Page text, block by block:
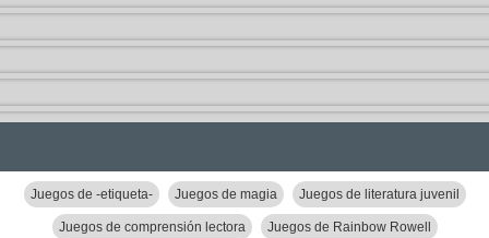
Juegos de -etiqueta- Juegos de magia Juegos de literatura juvenil
Juegos de comprensión lectora Juegos de Rainbow Rowell